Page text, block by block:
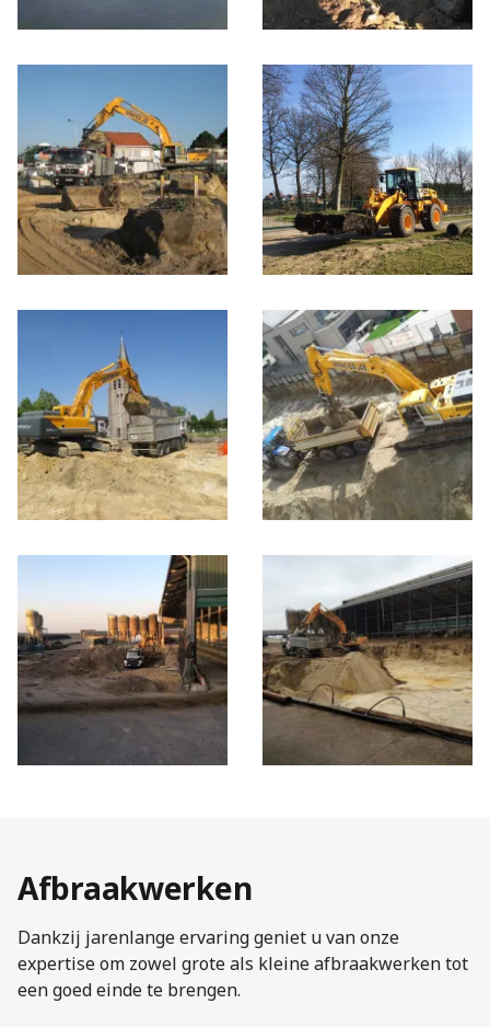
Afbraakwerken
Dankzij jarenlange ervaring geniet u van onze
expertise om zowel grote als kleine afbraakwerken tot
een goed einde te brengen.